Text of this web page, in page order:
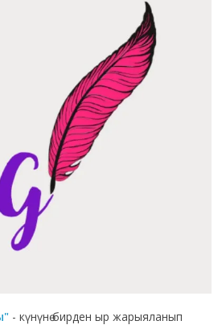
- күнүнө бирден ыр жарыяланып